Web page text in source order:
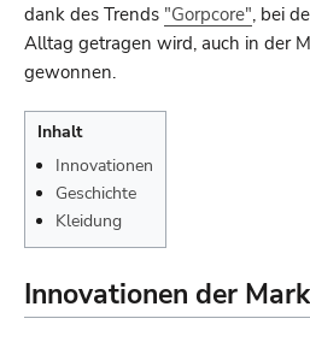
dank des Trends "Gorpcore", bei
Alltag getragen wird, auch in der
gewonnen.
Inhalt
Innovationen
Geschichte
Kleidung
Innovationen der